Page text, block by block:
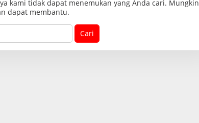
kami tidak dapat menemukan yang Anda cari. Mungkin
dapat membantu.